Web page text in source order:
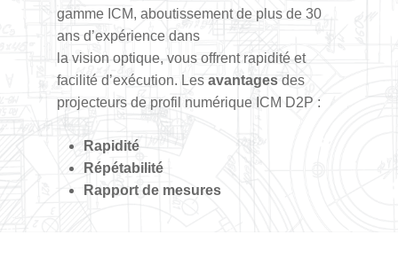
gamme ICM, aboutissement de plus de 30
ansd’expérience dans
la vision optique, vous offrent rapidité et
facilité d’exécution. Lesavantagesdes
projecteurs de profil numérique ICM D2P :
Rapidité
Répétabilité
Rapport de mesures